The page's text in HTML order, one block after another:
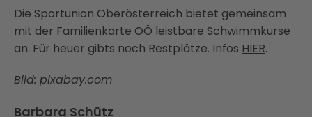
Die Sportunion Oberösterreich bietet gemeinsam
mit der Familienkarte OÖ leistbare Schwimmkurse
an. Für heuer gibts noch Restplätze. Infos HIER.
Bild: pixabay.com
Barbara Schütz